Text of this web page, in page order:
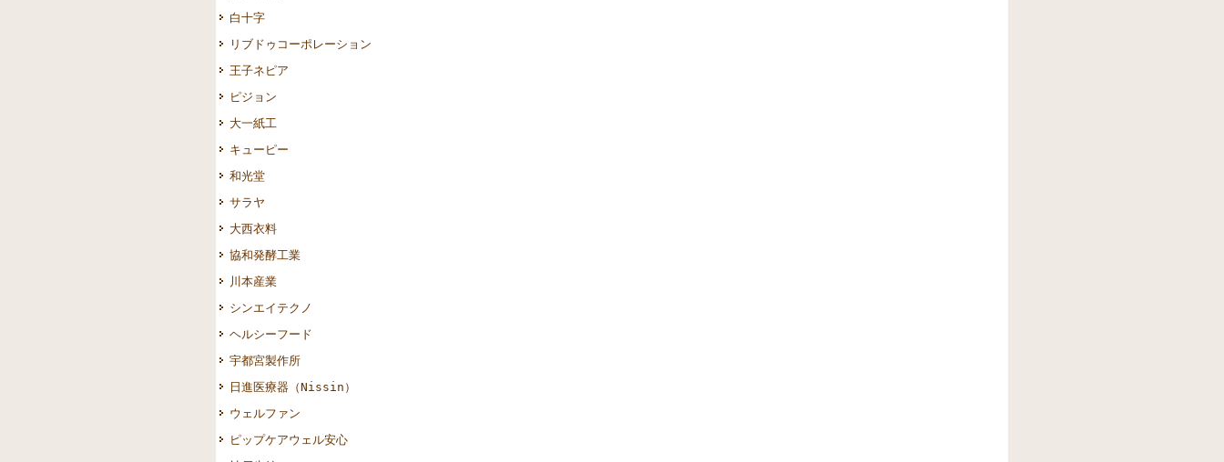
白十字
リブドゥコーポレーション
王子ネピア
ピジョン
大一紙工
キューピー
和光堂
サラヤ
大西衣料
協和発酵工業
川本産業
シンエイテクノ
ヘルシーフード
宇都宮製作所
日進医療器（Nissin）
ウェルファン
ピップケアウェル安心